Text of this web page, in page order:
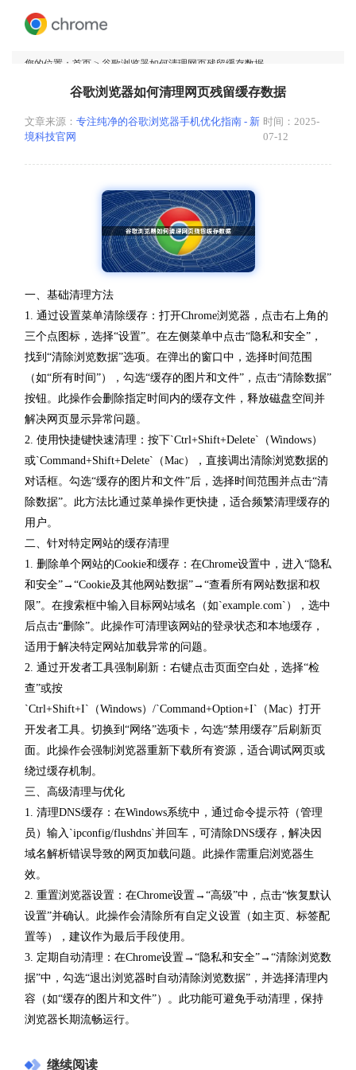
您的位置： 首页 > 谷歌浏览器如何清理网页残留缓存数据
谷歌浏览器如何清理网页残留缓存数据
文章来源： 专注纯净的谷歌浏览器手机优化指南 - 新
境科技官网
时间：2025-
07-12
一、基础清理方法
1. 通过设置菜单清除缓存：打开Chrome浏览器，点击右上角的
三个点图标，选择“设置”。在左侧菜单中点击“隐私和安全”，
找到“清除浏览数据”选项。在弹出的窗口中，选择时间范围
（如“所有时间”），勾选“缓存的图片和文件”，点击“清除数据”
按钮。此操作会删除指定时间内的缓存文件，释放磁盘空间并
解决网页显示异常问题。
2. 使用快捷键快速清理：按下`Ctrl+Shift+Delete`（Windows）
或`Command+Shift+Delete`（Mac），直接调出清除浏览数据的
对话框。勾选“缓存的图片和文件”后，选择时间范围并点击“清
除数据”。此方法比通过菜单操作更快捷，适合频繁清理缓存的
用户。
二、针对特定网站的缓存清理
1. 删除单个网站的Cookie和缓存：在Chrome设置中，进入“隐私
和安全”→“Cookie及其他网站数据”→“查看所有网站数据和权
限”。在搜索框中输入目标网站域名（如`example.com`），选中
后点击“删除”。此操作可清理该网站的登录状态和本地缓存，
适用于解决特定网站加载异常的问题。
2. 通过开发者工具强制刷新：右键点击页面空白处，选择“检
查”或按
`Ctrl+Shift+I`（Windows）/`Command+Option+I`（Mac）打开
开发者工具。切换到“网络”选项卡，勾选“禁用缓存”后刷新页
面。此操作会强制浏览器重新下载所有资源，适合调试网页或
绕过缓存机制。
三、高级清理与优化
1. 清理DNS缓存：在Windows系统中，通过命令提示符（管理
员）输入`ipconfig/flushdns`并回车，可清除DNS缓存，解决因
域名解析错误导致的网页加载问题。此操作需重启浏览器生
效。
2. 重置浏览器设置：在Chrome设置→“高级”中，点击“恢复默认
设置”并确认。此操作会清除所有自定义设置（如主页、标签配
置等），建议作为最后手段使用。
3. 定期自动清理：在Chrome设置→“隐私和安全”→“清除浏览数
据”中，勾选“退出浏览器时自动清除浏览数据”，并选择清理内
容（如“缓存的图片和文件”）。此功能可避免手动清理，保持
浏览器长期流畅运行。
继续阅读